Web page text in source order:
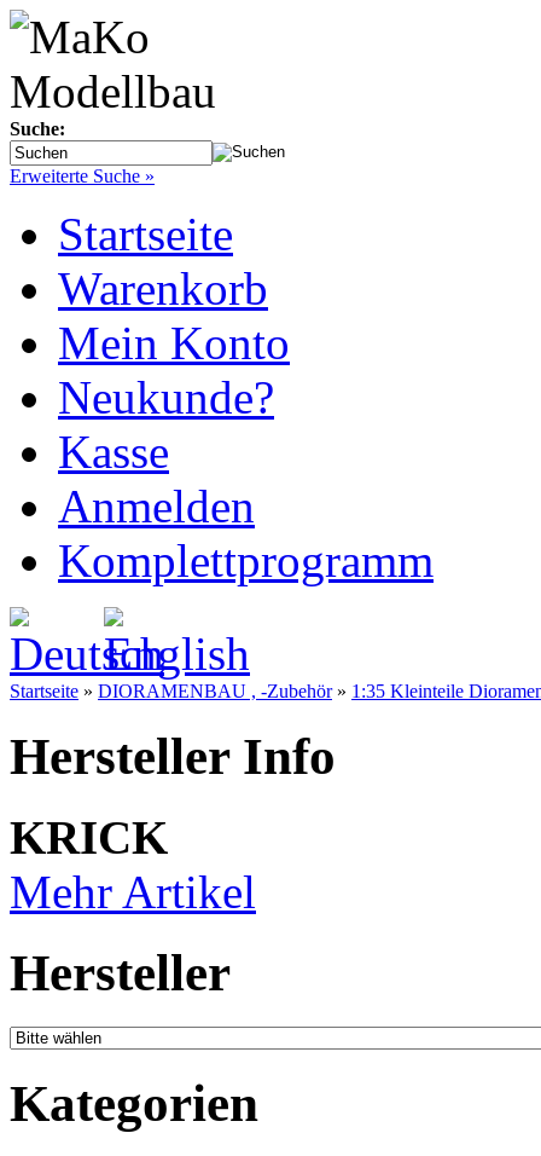
Suche:
Erweiterte Suche »
Startseite
Warenkorb
Mein Konto
Neukunde?
Kasse
Anmelden
Komplettprogramm
Startseite » DIORAMENBAU , -Zubehör» 1:35 Kleinteile
Hersteller Info
KRICK
Mehr Artikel
Hersteller
Kategorien